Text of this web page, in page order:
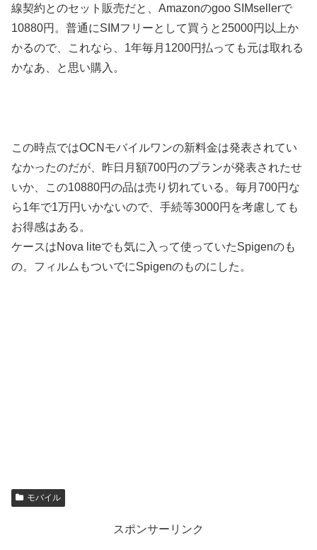
線契約とのセット販売だと、Amazonのgoo SIMsellerで
10880円。普通にSIMフリーとして買うと25000円以上か
かるので、これなら、1年毎月1200円払っても元は取れる
かなあ、と思い購入。
この時点ではOCNモバイルワンの新料金は発表されてい
なかったのだが、昨日月額700円のプランが発表されたせ
いか、この10880円の品は売り切れている。毎月700円な
ら1年で1万円いかないので、手続等3000円を考慮しても
お得感はある。
ケースはNova liteでも気に入って使っていたSpigenのも
の。フィルムもついでにSpigenのものにした。
モバイル
スポンサーリンク